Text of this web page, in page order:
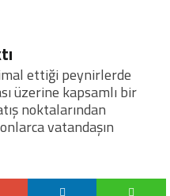
ettiği peynirlerde
üzerine kapsamlı bir
noktalarından
vatandaşın